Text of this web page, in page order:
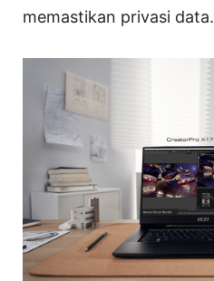
memastikan privasi data.